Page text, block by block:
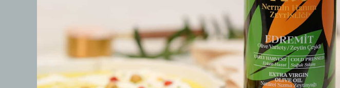
A.
cana
Doğrulanmış Alışveriş